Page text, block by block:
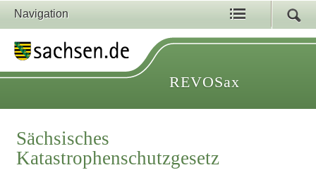
Navigation
REVOSax
Sächsisches
Katastrophenschutzgesetz